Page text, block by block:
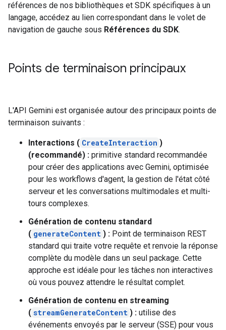
références de nos bibliothèques et SDK spécifiques à un
langage, accédez au lien correspondant dans le volet de
navigation de gauche sous Références du SDK.
Points de terminaison principaux
L'API Gemini est organisée autour des principaux points de
terminaison suivants :
Interactions ( CreateInteraction )
(recommandé) : primitive standard recommandée
pour créer des applications avec Gemini, optimisée
pour les workflows d'agent, la gestion de l'état côté
serveur et les conversations multimodales et multi-
tours complexes.
Génération de contenu standard
( generateContent ) : Point de terminaison REST
standard qui traite votre requête et renvoie la réponse
complète du modèle dans un seul package. Cette
approche est idéale pour les tâches non interactives
où vous pouvez attendre le résultat complet.
Génération de contenu en streaming
( streamGenerateContent ) : utilise des
événements envoyés par le serveur (SSE) pour vous